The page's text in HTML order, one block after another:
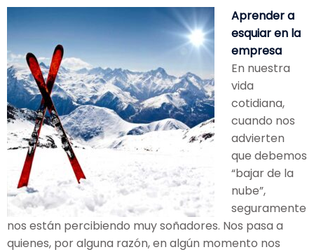
Aprender a
esquiar en la
empresa
En nuestra
vida
cotidiana,
cuando nos
advierten
que debemos
“bajar de la
nube”,
seguramente
nos están percibiendo muy soñadores. Nos pasa a
quienes, por alguna razón, en algún momento nos